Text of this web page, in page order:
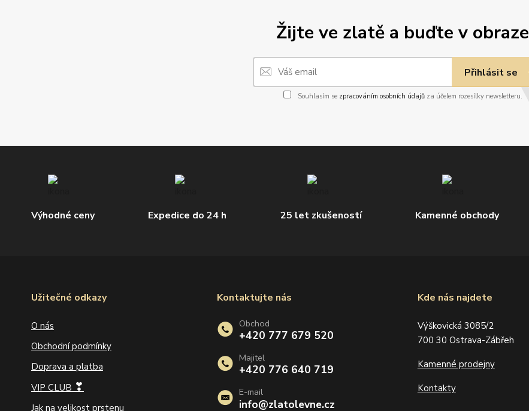
Žijte ve zlatě a buďte v obraze
Přihlásit se
Souhlasím se zpracováním osobních údajůza účelem rozesílky newsletteru.
Výhodné ceny Expedice do 24 h 25 let zkušeností Kamenné obchody
Užitečné odkazy
O nás
Obchodní podmínky
Doprava a platba
VIP CLUB ❣
Jak na velikost prstenu
Kde nás najdete
Výškovická 3085/2
700 30 Ostrava-Zábřeh
Kamenné prodejny
Kontakty
Kontaktujte nás
Obchod
+420 777 679 520
Majitel
+420 776 640 719
E-mail
info@zlatolevne.cz